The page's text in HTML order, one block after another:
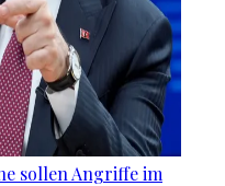
sollen Angriffe im